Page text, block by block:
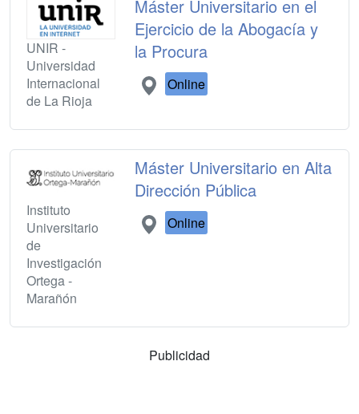
UNIR -
Universidad
Internacional
de La Rioja
Máster Universitario en el
Ejercicio de la Abogacía y
la Procura
Online
Instituto
Universitario
de
Investigación
Ortega -
Marañón
Máster Universitario en Alta
Dirección Pública
Online
Publicidad